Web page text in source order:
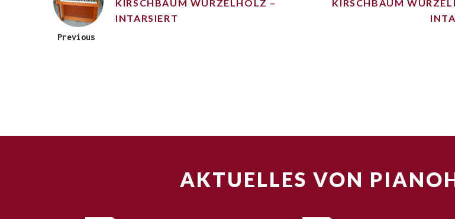
KIRSCHBAUM WURZELHOLZ –
INTARSIERT
Previous
KIRSCHBAUM
AKTUELLES VON